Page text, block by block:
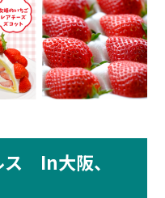
ス In大阪、